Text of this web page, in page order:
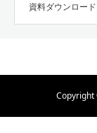
資料ダウンロード